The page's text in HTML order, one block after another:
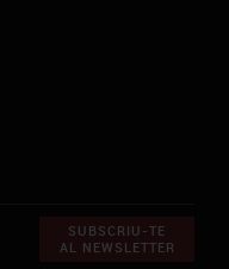
SUBSCRIU-TE
AL NEWSLETTER